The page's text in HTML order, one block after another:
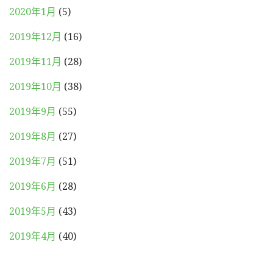
2020年1月 (5)
2019年12月 (16)
2019年11月 (28)
2019年10月 (38)
2019年9月 (55)
2019年8月 (27)
2019年7月 (51)
2019年6月 (28)
2019年5月 (43)
2019年4月 (40)